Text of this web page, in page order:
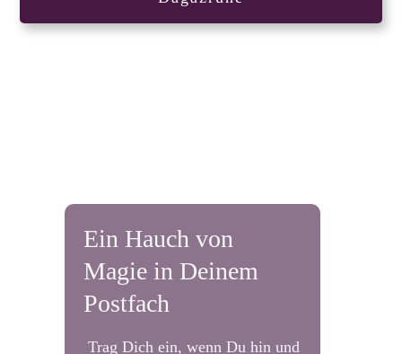
Ein Hauch von
Magie in Deinem
Postfach
Trag Dich ein, wenn Du hin und